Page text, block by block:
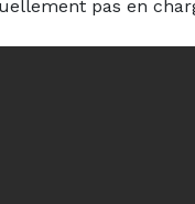
pas en